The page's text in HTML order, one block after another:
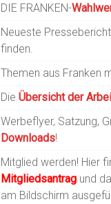
DIE FRANKEN-
Neueste
finden.
Themen aus Franken
DieÜbersicht der
Werbeflyer, Satzung,
Downloads!
Mitglied werden! Hier
Mitgliedsantrag und
am Bildschirm